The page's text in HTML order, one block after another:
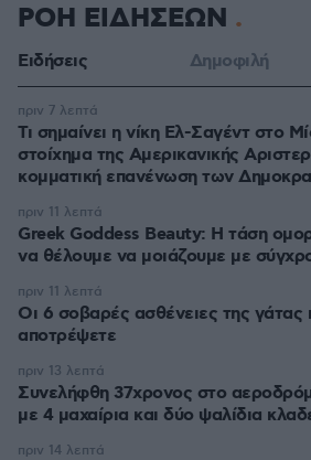
ΡΟΗ ΕΙΔΗΣΕΩΝ
Ειδήσεις Δημοφιλή
Τι σημαίνει η νίκη Ελ-Σαγέντ στο
στοίχημα της Aμερικανικής
κομματική επανένωση των
πριν 7 λεπτά
Greek Goddess Beauty: Η τάση
να θέλουμε να μοιάζουμε με
πριν 11 λεπτά
Οι 6 σοβαρές ασθένειες της γάτας
αποτρέψετε
πριν 11 λεπτά
Συνελήφθη 37χρονος στο
με 4 μαχαίρια και δύο ψαλίδια
πριν 13 λεπτά
πριν 14 λεπτά